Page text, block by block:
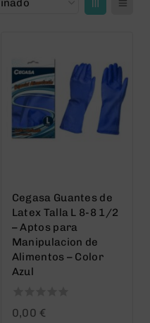
Cegasa Guantes de
Latex Talla L 8-8 1/2
– Aptos para
Manipulacion de
Alimentos – Color
Azul
0
0,00 €